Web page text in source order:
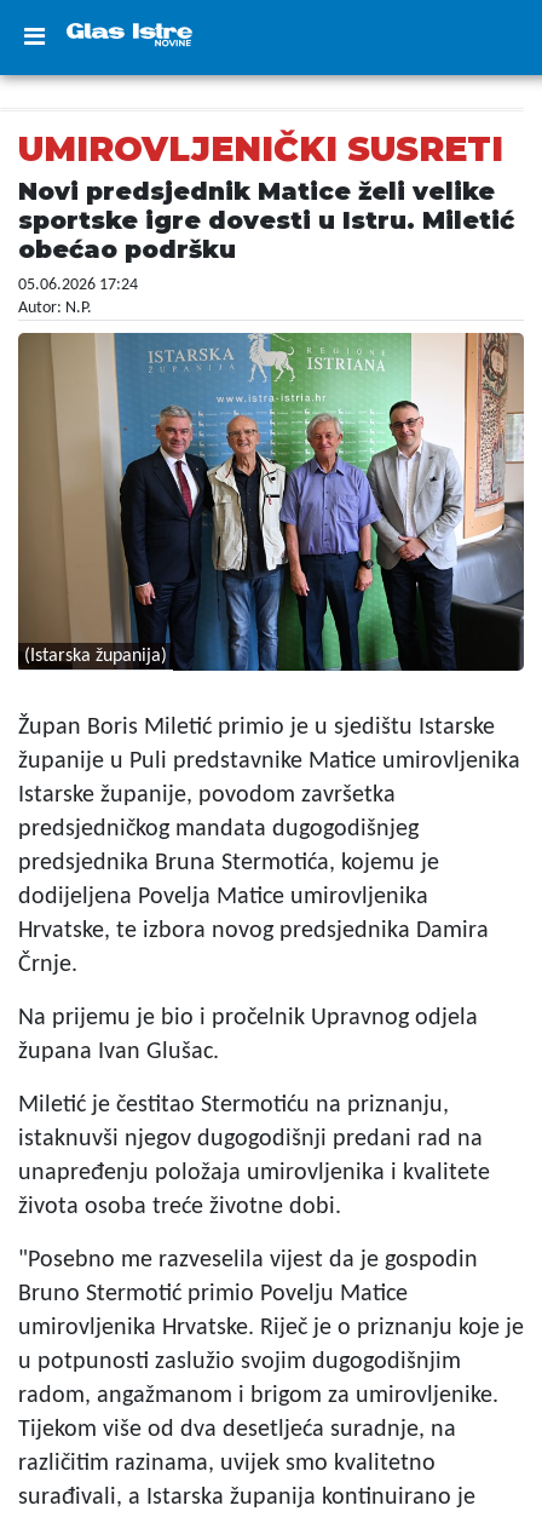
UMIROVLJENIČKI SUSRETI
Novi predsjednik Matice želi velike
sportske igre dovesti u Istru. Miletić
obećao podršku
05.06.2026 17:24
Autor: N.P.
(Istarska županija)
Župan Boris Miletić primio je u sjedištu Istarske
županije u Puli predstavnike Matice umirovljenika
Istarske županije, povodom završetka
predsjedničkog mandata dugogodišnjeg
predsjednika Bruna Stermotića, kojemu je
dodijeljena Povelja Matice umirovljenika
Hrvatske, te izbora novog predsjednika Damira
Črnje.
Na prijemu je bio i pročelnik Upravnog odjela
župana Ivan Glušac.
Miletić je čestitao Stermotiću na priznanju,
istaknuvši njegov dugogodišnji predani rad na
unapređenju položaja umirovljenika i kvalitete
života osoba treće životne dobi.
"Posebno me razveselila vijest da je gospodin
Bruno Stermotić primio Povelju Matice
umirovljenika Hrvatske. Riječ je o priznanju koje je
u potpunosti zaslužio svojim dugogodišnjim
radom, angažmanom i brigom za umirovljenike.
Tijekom više od dva desetljeća suradnje, na
različitim razinama, uvijek smo kvalitetno
surađivali, a Istarska županija kontinuirano je